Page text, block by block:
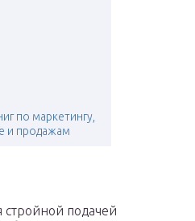
по маркетингу,
и продажам
стройной подачей